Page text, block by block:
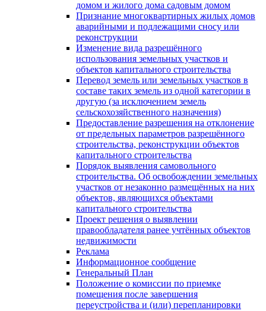
домом и жилого дома садовым домом
Признание многоквартирных жилых домов
аварийными и подлежащими сносу или
реконструкции
Изменение вида разрешённого
использования земельных участков и
объектов капитального строительства
Перевод земель или земельных участков в
составе таких земель из одной категории в
другую (за исключением земель
сельскохозяйственного назначения)
Предоставление разрешения на отклонение
от предельных параметров разрешённого
строительства, реконструкции объектов
капитального строительства
Порядок выявления самовольного
строительства. Об освобождении земельных
участков от незаконно размещённых на них
объектов, являющихся объектами
капитального строительства
Проект решения о выявлении
правообладателя ранее учтённых объектов
недвижимости
Реклама
Информационное сообщение
Генеральный План
Положение о комиссии по приемке
помещения после завершения
переустройства и (или) перепланировки